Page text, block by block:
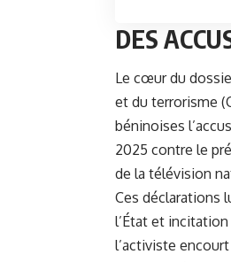
DES
Le cœur du
et du terrorisme
béninoises
2025 contre le
de la télévision
Ces déclarations
l’État et
l’activiste